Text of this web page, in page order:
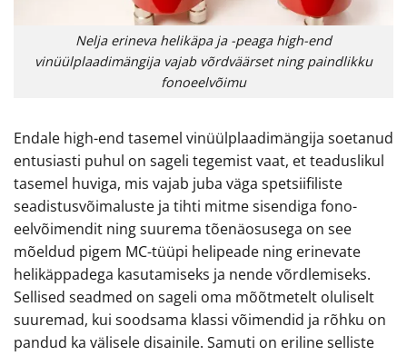
Nelja erineva helikäpa ja -peaga high-end
vinüülplaadimängija vajab võrdväärset ning paindlikku
fonoeelvõimu
Endale high-end tasemel vinüülplaadimängija soetanud
entusiasti puhul on sageli tegemist vaat, et teaduslikul
tasemel huviga, mis vajab juba väga spetsiifiliste
seadistusvõimaluste ja tihti mitme sisendiga fono-
eelvõimendit ning suurema tõenäosusega on see
mõeldud pigem MC-tüüpi helipeade ning erinevate
helikäppadega kasutamiseks ja nende võrdlemiseks.
Sellised seadmed on sageli oma mõõtmetelt oluliselt
suuremad, kui soodsama klassi võimendid ja rõhku on
pandud ka välisele disainile. Samuti on eriline selliste